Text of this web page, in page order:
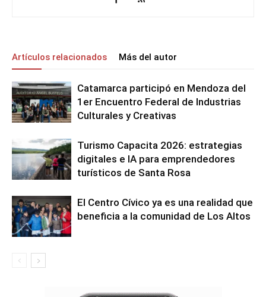
Artículos relacionados Más del autor
Catamarca participó en Mendoza del
1er Encuentro Federal de Industrias
Culturales y Creativas
Turismo Capacita 2026: estrategias
digitales e IA para emprendedores
turísticos de Santa Rosa
El Centro Cívico ya es una realidad que
beneficia a la comunidad de Los Altos